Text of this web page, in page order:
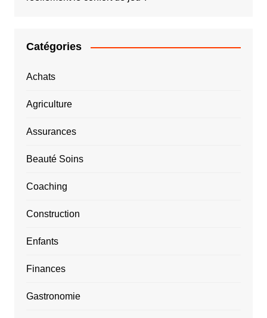
Catégories
Achats
Agriculture
Assurances
Beauté Soins
Coaching
Construction
Enfants
Finances
Gastronomie